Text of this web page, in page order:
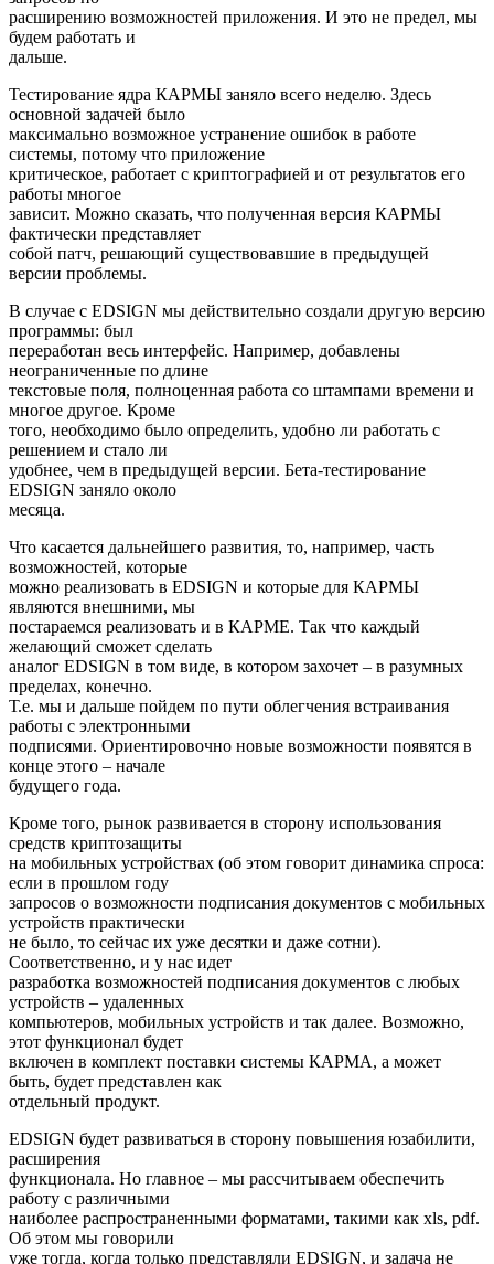
расширению возможностей приложения. И это не предел, мы
будем работать и
дальше.
Тестирование ядра КАРМЫ заняло всего неделю. Здесь
основной задачей было
максимально возможное устранение ошибок в работе
системы, потому что приложение
критическое, работает с криптографией и от результатов его
работы многое
зависит. Можно сказать, что полученная версия КАРМЫ
фактически представляет
собой патч, решающий существовавшие в предыдущей
версии проблемы.
В случае с EDSIGN мы действительно создали другую версию
программы: был
переработан весь интерфейс. Например, добавлены
неограниченные по длине
текстовые поля, полноценная работа со штампами времени и
многое другое. Кроме
того, необходимо было определить, удобно ли работать с
решением и стало ли
удобнее, чем в предыдущей версии. Бета-тестирование
EDSIGN заняло около
месяца.
Что касается дальнейшего развития, то, например, часть
возможностей, которые
можно реализовать в EDSIGN и которые для КАРМЫ
являются внешними, мы
постараемся реализовать и в КАРМЕ. Так что каждый
желающий сможет сделать
аналог EDSIGN в том виде, в котором захочет – в разумных
пределах, конечно.
Т.е. мы и дальше пойдем по пути облегчения встраивания
работы с электронными
подписями. Ориентировочно новые возможности появятся в
конце этого – начале
будущего года.
Кроме того, рынок развивается в сторону использования
средств криптозащиты
на мобильных устройствах (об этом говорит динамика спроса:
если в прошлом году
запросов о возможности подписания документов с мобильных
устройств практически
не было, то сейчас их уже десятки и даже сотни).
Соответственно, и у нас идет
разработка возможностей подписания документов с любых
устройств – удаленных
компьютеров, мобильных устройств и так далее. Возможно,
этот функционал будет
включен в комплект поставки системы КАРМА, а может
быть, будет представлен как
отдельный продукт.
EDSIGN будет развиваться в сторону повышения юзабилити,
расширения
функционала. Но главное – мы рассчитываем обеспечить
работу с различными
наиболее распространенными форматами, такими как xls, pdf.
Об этом мы говорили
уже тогда, когда только представляли EDSIGN, и задача не